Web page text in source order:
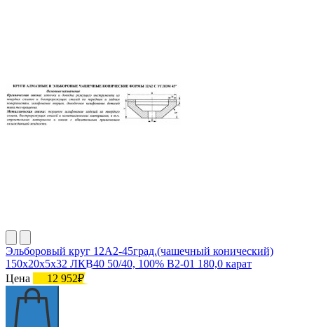
Эльборовый круг 12А2-45град.(чашечный конический)
150х20х5х32 ЛКВ40 50/40, 100% В2-01 180,0 карат
Цена
12 952₽